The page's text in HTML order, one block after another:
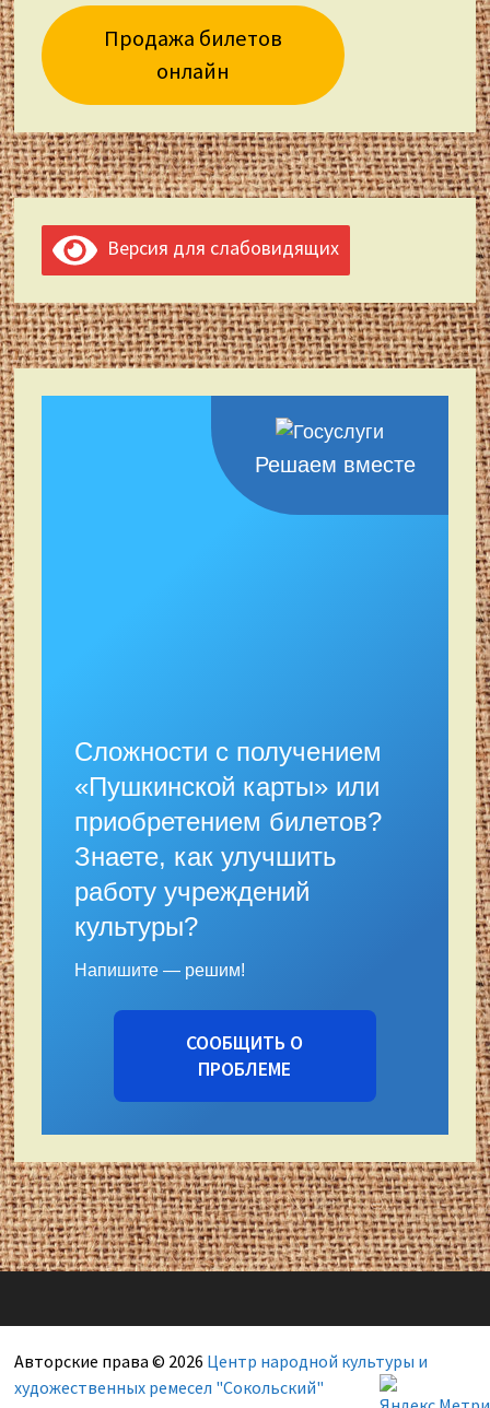
Продажа билетов
онлайн
Версия для слабовидящих
Решаем вместе
Сложности с получением
«Пушкинской карты» или
приобретением билетов?
Знаете, как улучшить
работу учреждений
культуры?
Напишите — решим!
СООБЩИТЬ О
ПРОБЛЕМЕ
Авторские права © 2026 Центр народной культуры и
художественных ремесел "Сокольский"